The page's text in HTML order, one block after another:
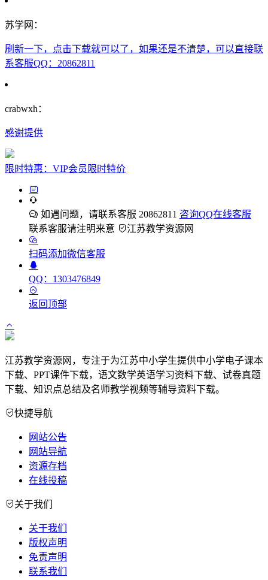
苏学网：
刷新一下，点击下载就可以了，如果还是不清楚，可以直接联
系客服QQ：20862811
crabwxh：
感谢提供
限时特惠：VIP会员限时特价
如遇问题，请联系客服 20862811 咨询QQ在线客服
联系客服请注明来意
江苏教学资源网
扫码添加微信客服
QQ：1303476849
返回顶部
江苏教学资源网，专注于为江苏中小学生提供中小学电子课本
下载、PPT课件下载，语文数学英语学习资料下载、试卷真题
下载、知识点总结及名师教学视频等辅导资料下载。
快捷导航
网站公告
网站导航
资源存档
在线投稿
关于我们
关于我们
版权声明
免责声明
联系我们